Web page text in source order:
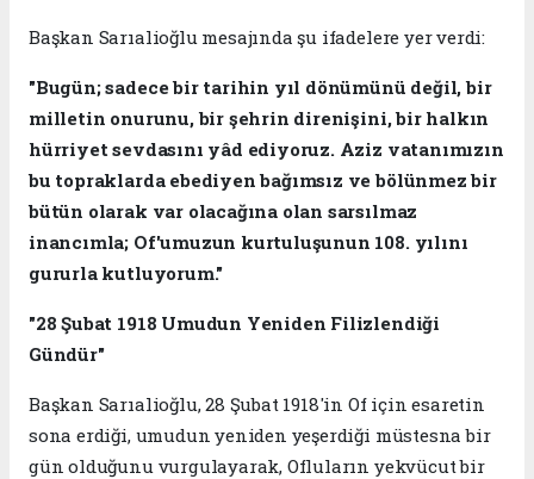
Başkan Sarıalioğlu mesajında şu ifadelere yer verdi:
"Bugün; sadece bir tarihin yıl dönümünü değil, bir
milletin onurunu, bir şehrin direnişini, bir halkın
hürriyet sevdasını yâd ediyoruz. Aziz vatanımızın
bu topraklarda ebediyen bağımsız ve bölünmez bir
bütün olarak var olacağına olan sarsılmaz
inancımla; Of'umuzun kurtuluşunun 108. yılını
gururla kutluyorum."
"28 Şubat 1918 Umudun Yeniden Filizlendiği
Gündür"
Başkan Sarıalioğlu, 28 Şubat 1918'in Of için esaretin
sona erdiği, umudun yeniden yeşerdiği müstesna bir
gün olduğunu vurgulayarak, Ofluların yekvücut bir